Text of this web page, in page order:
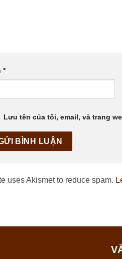
*
Lưu tên của tôi, email, và trang
uses Akismet to reduce spam.